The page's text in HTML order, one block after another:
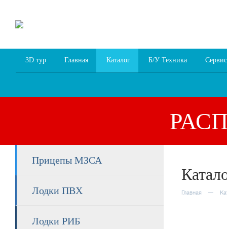
3D тур Главная Каталог Б/У Техника Сервис
Прицепы МЗСА
Лодки ПВХ
Лодки РИБ
Главная